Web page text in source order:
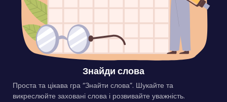
Знайди слова
Проста та цікава гра “Знайти слова”. Шукайте та
викреслюйте заховані слова і розвивайте уважність.